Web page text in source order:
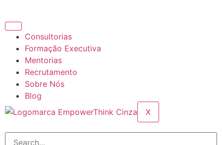
Consultorias
Formação Executiva
Mentorias
Recrutamento
Sobre Nós
Blog
X